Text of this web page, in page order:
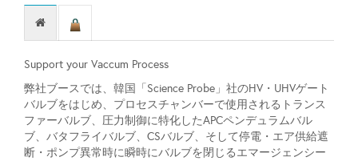
Support your Vaccum Process
弊社ブースでは、韓国「Science Probe」社のHV・UHVゲート
バルブをはじめ、プロセスチャンバーで使用されるトランス
ファーバルブ、圧力制御に特化したAPCペンデュラムバル
ブ、バタフライバルブ、CSバルブ、そして停電・エア供給遮
断・ポンプ異常時に瞬時にバルブを閉じるエマージェンシー